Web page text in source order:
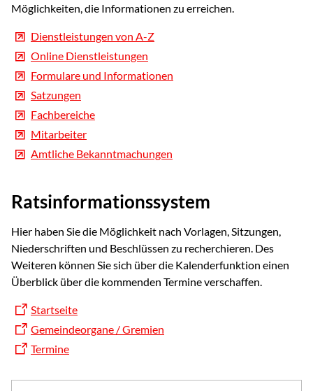
Möglichkeiten, die Informationen zu erreichen.
Dienstleistungen von A-Z
Online Dienstleistungen
Formulare und Informationen
Satzungen
Fachbereiche
Mitarbeiter
Amtliche Bekanntmachungen
Ratsinformationssystem
Hier haben Sie die Möglichkeit nach Vorlagen, Sitzungen,
Niederschriften und Beschlüssen zu recherchieren. Des
Weiteren können Sie sich über die Kalenderfunktion einen
Überblick über die kommenden Termine verschaffen.
Startseite
Gemeindeorgane / Gremien
Termine